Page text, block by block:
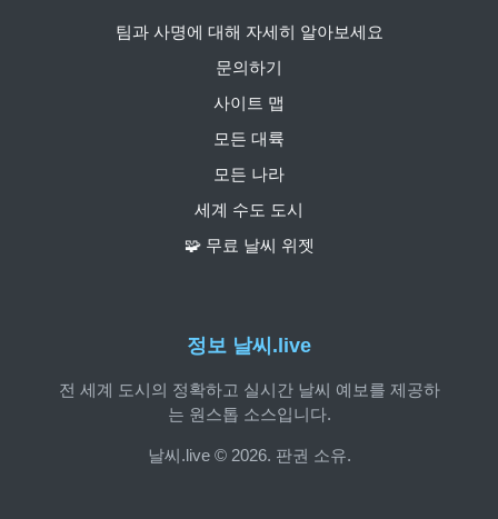
정보 날씨.live
전 세계 도시의 정확하고 실시간 날씨 예보를 제공하
는 원스톱 소스입니다.
날씨.live © 2026. 판권 소유.
팀과 사명에 대해 자세히 알아보세요
문의하기
사이트 맵
모든 대륙
모든 나라
세계 수도 도시
🧩 무료 날씨 위젯